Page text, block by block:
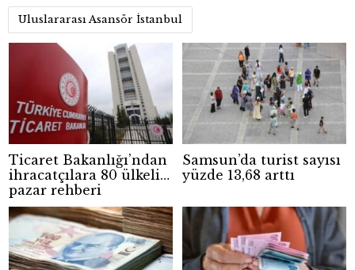
Uluslararası Asansör İstanbul
Ticaret Bakanlığı’ndan
ihracatçılara 80 ülkelik
pazar rehberi
Samsun’da turist sayısı
yüzde 13,68 arttı